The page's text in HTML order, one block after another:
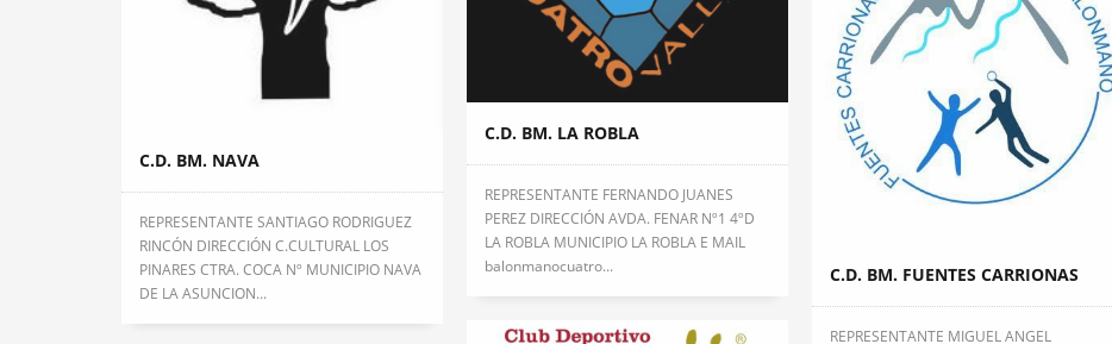
C.D. BM. NAVA
REPRESENTANTE SANTIAGO RODRIGUEZ
RINCÓN DIRECCIÓN C.CULTURAL LOS
PINARES CTRA. COCA Nº MUNICIPIO NAVA
DE LA ASUNCION...
C.D. BM. LA ROBLA
REPRESENTANTE FERNANDO JUANES
PEREZ DIRECCIÓN AVDA. FENAR Nº1 4ºD
LA ROBLA MUNICIPIO LA ROBLA E MAIL
balonmanocuatro...
C.D. BM. FUENTES CARRIONAS
REPRESENTANTE MIGUEL ANGEL